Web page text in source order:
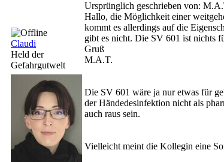
Claudi
Held der
Gefahrgutwelt
Ursprünglich geschrieben von:
Hallo, die Möglichkeit einer
kommt es allerdings auf die
gibt es nicht. Die SV 601 ist nichts
Gruß
M.A.T.
Die SV 601 wäre ja nur etwas für
der Händedesinfektion nicht als
auch raus sein.
Vielleicht meint die Kollegin eine